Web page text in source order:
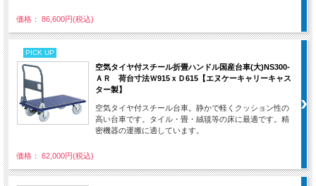
価格： 86,600円(税込)
PICK UP
空気タイヤ付スチール折畳ハンドル国産台車(大)NS300-
ＡＲ 荷台寸法Ｗ915ｘＤ615【エヌケーキャリーキャス
ター製】
空気タイヤ付スチール台車。静かで軽くクッション性の
高い台車です。タイル・畳・絨毯等の床に最適です。精
密機器の運搬に適しています。
価格： 62,000円(税込)